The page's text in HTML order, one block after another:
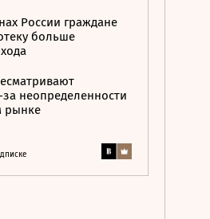
России граждане
больше
за неопределенности
рынке